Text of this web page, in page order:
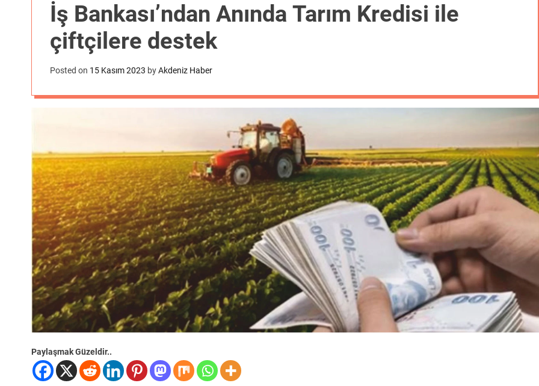
İş Bankası’ndan Anında Tarım Kredisi ile
çiftçilere destek
Posted on 15 Kasım 2023 byAkdeniz Haber
Paylaşmak Güzeldir..